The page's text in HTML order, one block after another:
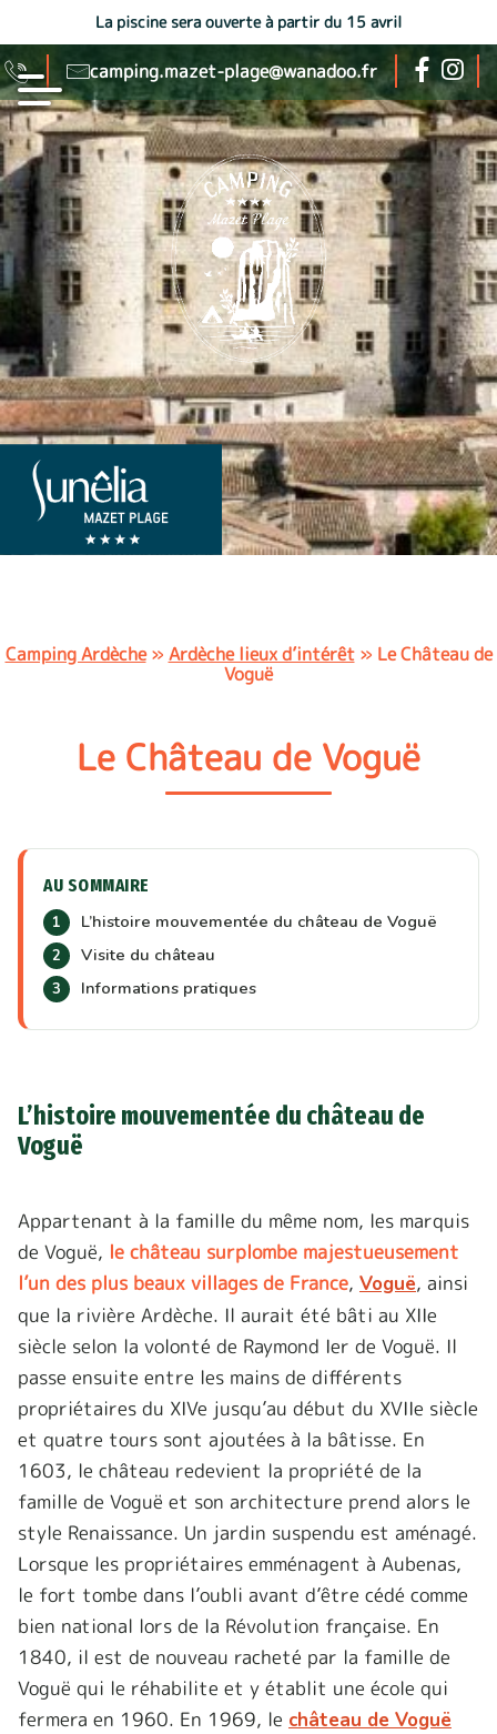
La piscine sera ouverte à partir du 15 avril
camping.mazet-plage@wanadoo.fr
Camping Ardèche» Ardèche lieux d’intérêt» Le Château de
Voguë
Le Château de Voguë
AU SOMMAIRE
L’histoire mouvementée du château de Voguë
Visite du château
Informations pratiques
L’histoire mouvementée du château de
Voguë
Appartenant à la famille du même nom, les marquis
de Voguë, le château surplombe majestueusement
l’un des plus beaux villages de France, Voguë, ainsi
que la rivière Ardèche. Il aurait été bâti au XIIe
siècle selon la volonté de Raymond Ier de Voguë. Il
passe ensuite entre les mains de différents
propriétaires du XIVe jusqu’au début du XVIIe siècle
et quatre tours sont ajoutées à la bâtisse. En
1603, le château redevient la propriété de la
famille de Voguë et son architecture prend alors le
style Renaissance. Un jardin suspendu est aménagé.
Lorsque les propriétaires emménagent à Aubenas,
le fort tombe dans l’oubli avant d’être cédé comme
bien national lors de la Révolution française. En
1840, il est de nouveau racheté par la famille de
Voguë qui le réhabilite et y établit une école qui
fermera en 1960. En 1969, le château de Voguë